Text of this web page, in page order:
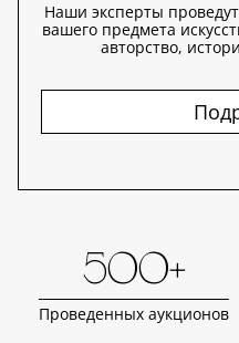
Наши эксперты
вашего предмета
авторство,
500+
Проведенных аукционов